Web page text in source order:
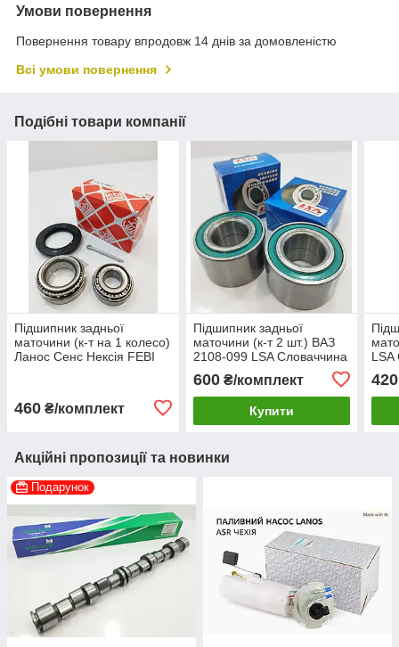
Умови повернення
Повернення товару впродовж 14 днів за домовленістю
Всі умови повернення
Подібні товари компанії
Підшипник задньої
маточини (к-т на 1 колесо)
Ланос Сенс Нексія FEBI
460 ₴/комплект
Підшипник задньої
маточини (к-т 2 шт.) ВАЗ
2108-099 LSA Словаччина
600₴/комплект
Купити
LSA
420
Акційні пропозиції та новинки
Подарунок